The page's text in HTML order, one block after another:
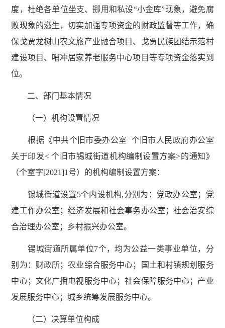
度，杜绝各单位坐支、挪用和私设“小金库”现象，避免腐
败现象的滋生，切实加强专项资金的财政监督等工作，确
保戈贾龙树山农文旅产业融合项目、戈贾民族团结示范村
建设项目、哨冲居家养老服务中心项目等专项资金落实到
位。
二、部门基本情况
（一）机构设置情况
根据《中共个旧市委办公室 个旧市人民政府办公室
关于印发< 个旧市锡城街道机构编制设置方案>的通知》
（个室字[2021]1号）的机构编制设置方案：
锡城街道设置5个内设机构,分别为：党政办公室；党
建工作办公室；经济发展和社会事务办公室；社会治安综
合治理办公室；乡村振兴办公室。
锡城街道所属单位7个，均为公益一类事业单位，分
别为：财政所；农业综合服务中心；国土和村镇规划服务
中心；文化广播电视服务中心；社会保障服务中心；产业
发展服务中心；城乡统筹发展服务中心。
（二）决算单位构成